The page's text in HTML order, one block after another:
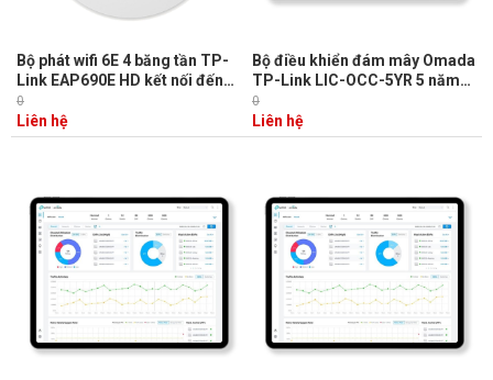
Bộ phát wifi 6E 4 băng tần TP-
Link EAP690E HD kết nối đến
2000 khách hàng, tích hợp
Omada SDN
0
Liên hệ
Bộ điều khiển đám mây Omada
TP-Link LIC-OCC-5YR 5 năm
cho 1 thiết bị
0
Liên hệ